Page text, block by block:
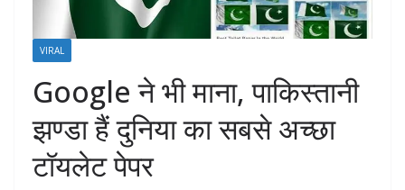
VIRAL
Google ने भी माना, पाकिस्तानी
झण्डा हैं दुनिया का सबसे अच्छा
टॉयलेट पेपर